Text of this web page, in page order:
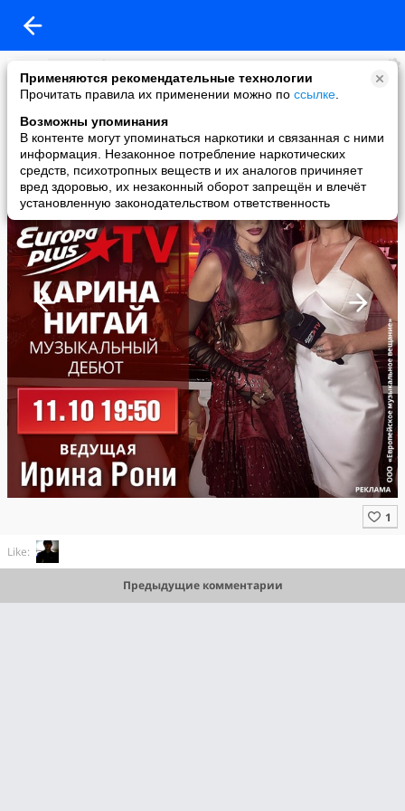
Применяются рекомендательные технологии
Прочитать правила их применении можно по ссылке
Возможны упоминания
В контенте могут упоминаться наркотики и связанная с ними
информация. Незаконное потребление наркотических
средств, психотропных веществ и их аналогов причиняет
вред здоровью, их незаконный оборот запрещён и влечёт
установленную законодательством ответственность
Europa Plus TV
added a photo
09 Oct в 14:34
Like:
Предыдущие комментарии